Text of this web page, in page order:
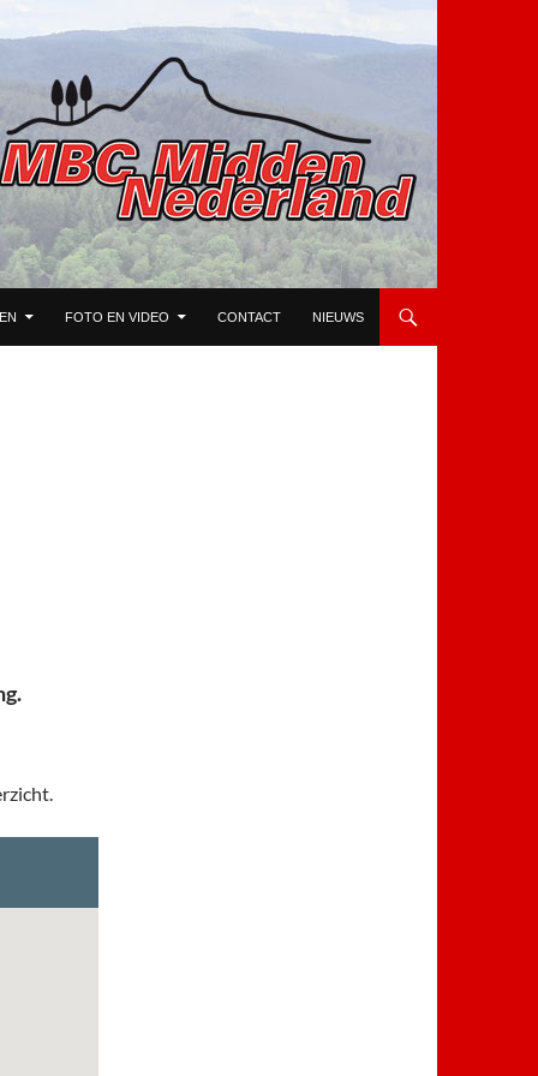
FOTO EN VIDEO CONTACT NIEUWS